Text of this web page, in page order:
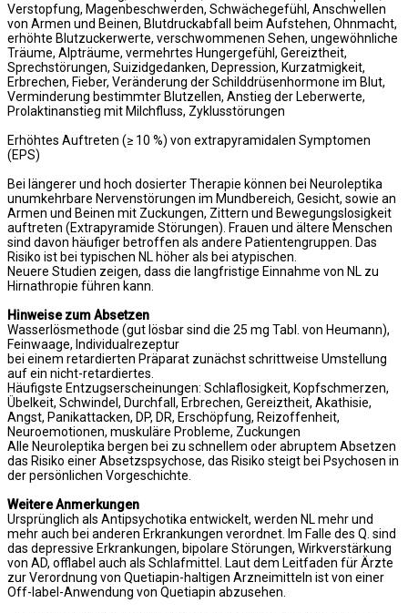
Verstopfung, Magenbeschwerden, Schwächegefühl, Anschwellen
von Armen und Beinen, Blutdruckabfall beim Aufstehen, Ohnmacht,
erhöhte Blutzuckerwerte, verschwommenen Sehen, ungewöhnliche
Träume, Alpträume, vermehrtes Hungergefühl, Gereiztheit,
Sprechstörungen, Suizidgedanken, Depression, Kurzatmigkeit,
Erbrechen, Fieber, Veränderung der Schilddrüsenhormone im Blut,
Verminderung bestimmter Blutzellen, Anstieg der Leberwerte,
Prolaktinanstieg mit Milchfluss, Zyklusstörungen
Erhöhtes Auftreten (≥ 10 %) von extrapyramidalen Symptomen
(EPS)
Bei längerer und hoch dosierter Therapie können bei Neuroleptika
unumkehrbare Nervenstörungen im Mundbereich, Gesicht, sowie an
Armen und Beinen mit Zuckungen, Zittern und Bewegungslosigkeit
auftreten (Extrapyramide Störungen). Frauen und ältere Menschen
sind davon häufiger betroffen als andere Patientengruppen. Das
Risiko ist bei typischen NL höher als bei atypischen.
Neuere Studien zeigen, dass die langfristige Einnahme von NL zu
Hirnathropie führen kann.
Hinweise zum Absetzen
Wasserlösmethode (gut lösbar sind die 25 mg Tabl. von Heumann),
Feinwaage, Individualrezeptur
bei einem retardierten Präparat zunächst schrittweise Umstellung
auf ein nicht-retardiertes.
Häufigste Entzugserscheinungen: Schlaflosigkeit, Kopfschmerzen,
Übelkeit, Schwindel, Durchfall, Erbrechen, Gereiztheit, Akathisie,
Angst, Panikattacken, DP, DR, Erschöpfung, Reizoffenheit,
Neuroemotionen, muskuläre Probleme, Zuckungen
Alle Neuroleptika bergen bei zu schnellem oder abruptem Absetzen
das Risiko einer Absetzspsychose, das Risiko steigt bei Psychosen in
der persönlichen Vorgeschichte.
Weitere Anmerkungen
Ursprünglich als Antipsychotika entwickelt, werden NL mehr und
mehr auch bei anderen Erkrankungen verordnet. Im Falle des Q. sind
das depressive Erkrankungen, bipolare Störungen, Wirkverstärkung
von AD, offlabel auch als Schlafmittel. Laut dem Leitfaden für Ärzte
zur Verordnung von Quetiapin-haltigen Arzneimitteln ist von einer
Off-label-Anwendung von Quetiapin abzusehen.